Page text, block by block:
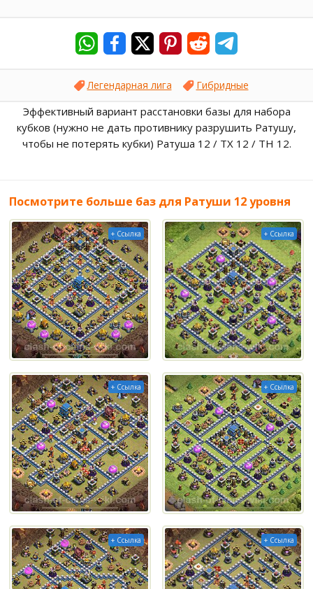
Легендарная лига Гибридные
Эффективный вариант расстановки базы для набора
кубков (нужно не дать противнику разрушить Ратушу,
чтобы не потерять кубки) Ратуша 12 / ТХ 12 / TH 12.
Посмотрите больше баз для Ратуши 12 уровня
+ Ссылка + Ссылка
+ Ссылка + Ссылка
+ Ссылка + Ссылка